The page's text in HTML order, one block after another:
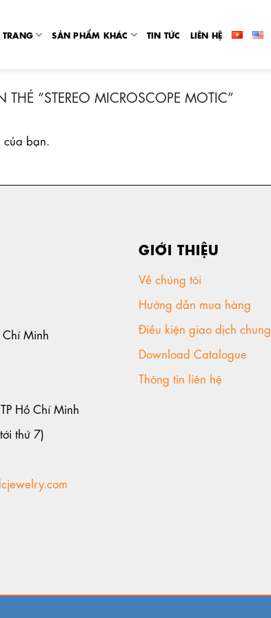
SẢN PHẨM KHÁC TIN TỨC LIÊN HỆ
“STEREO MICROSCOPE MOTIC”
bạn.
Minh
Hồ Chí Minh
thứ 7)
GIỚI THIỆU
Về chúng tôi
Hướng dẫn mua hàng
Điều kiện giao dịch chung
Download Catalogue
Thông tin liên hệ